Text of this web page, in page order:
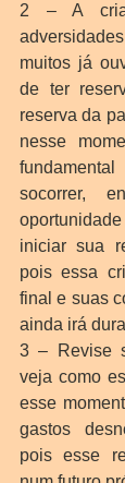
2 – A
muitos já
de ter
reserva da
nesse
socorrer,
iniciar sua
pois essa
final e suas
ainda irá
3 – Revise
veja como
esse
gastos
pois esse